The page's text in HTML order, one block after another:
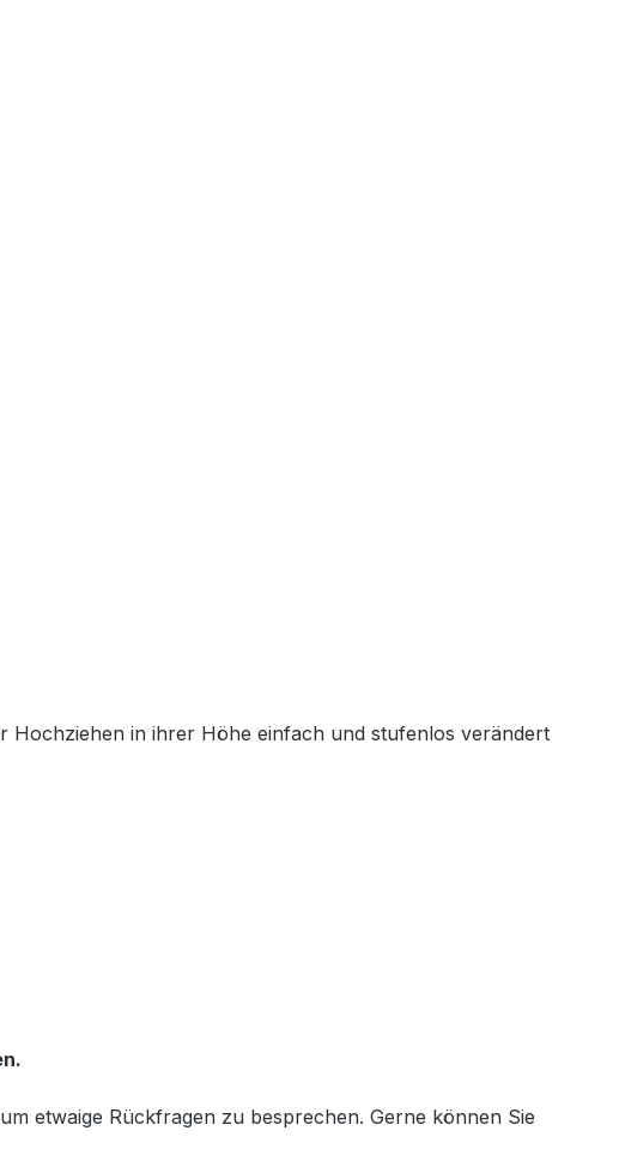
Hochziehen in ihrer Höhe einfach und stufenlos verändert
etwaige Rückfragen zu besprechen. Gerne können Sie